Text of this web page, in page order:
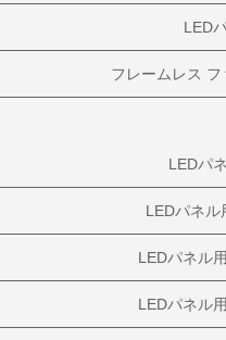
LED
フレームレス
LEDパ
LEDパネル
LEDパネル
LEDパネル